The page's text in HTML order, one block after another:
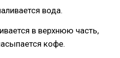
вода.
в верхнюю часть,
кофе.